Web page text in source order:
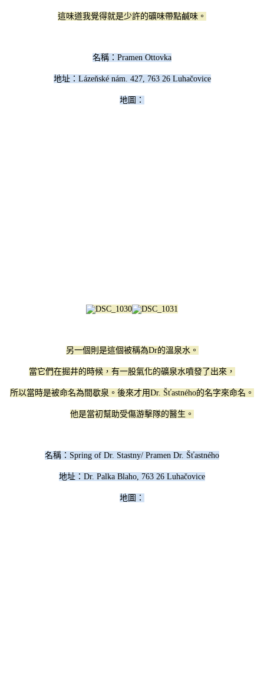
這味道我覺得就是少許的礦味帶點鹹味。
名稱： Pramen Ottovka
地址：Lázeňské nám. 427, 763 26 Luhačovice
地圖：
另一個則是這個被稱為Dr的溫泉水。
當它們在掘井的時候，有一股氣化的礦泉水噴發了出來，
所以當時是被命名為間歇泉。後來才用Dr. Šťastného的名字來命名。
他是當初幫助受傷游擊隊的醫生。
名稱： Spring of Dr. Stastny/ Pramen Dr. Šťastného
地址：Dr. Palka Blaho, 763 26 Luhačovice
地圖：